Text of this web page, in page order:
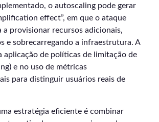
o autoscaling pode gerar
effect”, em que o ataque
a provisionar recursos adicionais,
e sobrecarregando a infraestrutura. A
aplicação de políticas de limitação de
e no uso de métricas
para distinguir usuários reais de
estratégia eficiente é combinar